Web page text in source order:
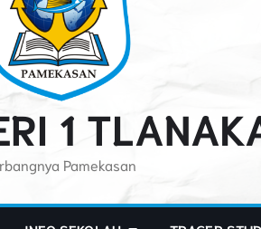
1
Pamekasan